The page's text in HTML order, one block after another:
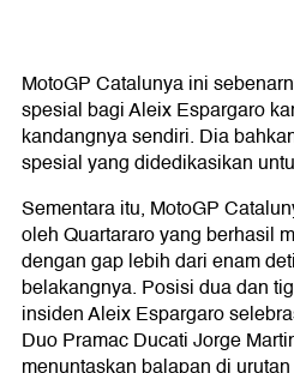
MotoGP Catalunya ini
spesial bagi Aleix Espargaro
kandangnya sendiri. Dia
spesial yang didedikasikan
Sementara itu, MotoGP
oleh Quartararo yang berhasil
dengan gap lebih dari enam
belakangnya. Posisi dua dan
insiden Aleix Espargaro
Duo Pramac Ducati Jorge
menuntaskan balapan di